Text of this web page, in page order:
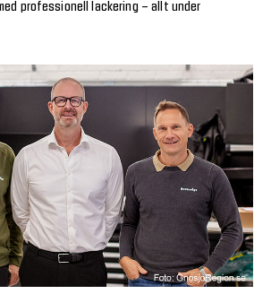
professionell lackering – allt under